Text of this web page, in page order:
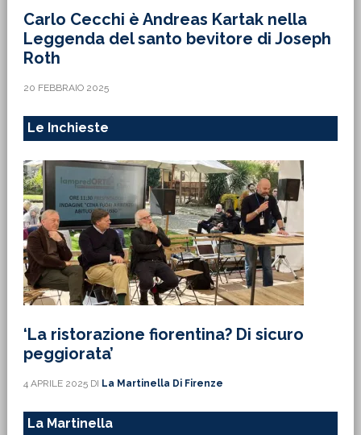
Carlo Cecchi è Andreas Kartak nella
Leggenda del santo bevitore di Joseph
Roth
20 FEBBRAIO 2025
Le Inchieste
‘La ristorazione fiorentina? Di sicuro
peggiorata’
4 APRILE 2025DI La Martinella Di Firenze
La Martinella